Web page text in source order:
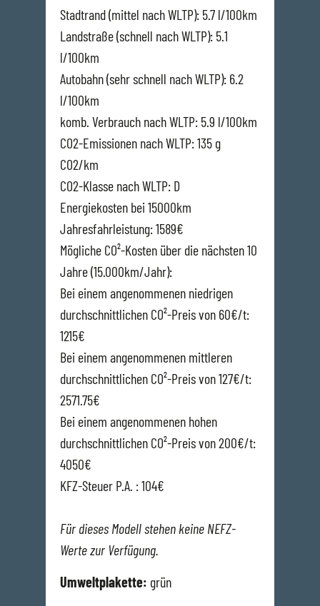
Stadtrand (mittel nach WLTP): 5.7 l/100km
Landstraße (schnell nach WLTP): 5.1
l/100km
Autobahn (sehr schnell nach WLTP): 6.2
l/100km
komb. Verbrauch nach WLTP: 5.9 l/100km
CO2-Emissionen nach WLTP: 135 g
CO2/km
CO2-Klasse nach WLTP: D
Energiekosten bei 15000km
Jahresfahrleistung: 1589€
Mögliche CO²-Kosten über die nächsten 10
Jahre (15.000km/Jahr):
Bei einem angenommenen niedrigen
durchschnittlichen CO²-Preis von 60€/t:
1215€
Bei einem angenommenen mittleren
durchschnittlichen CO²-Preis von 127€/t:
2571.75€
Bei einem angenommenen hohen
durchschnittlichen CO²-Preis von 200€/t:
4050€
KFZ-Steuer P.A. : 104€
Für dieses Modell stehen keine NEFZ-
Werte zur Verfügung.
Umweltplakette: grün